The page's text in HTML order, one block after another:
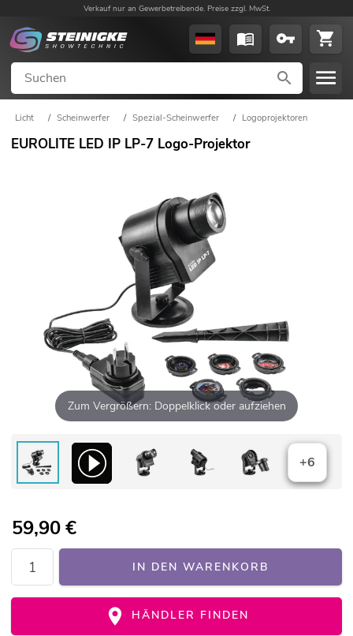
Verkauf nur an Gewerbetreibende. Preise zzgl. MwSt.
Licht / Scheinwerfer / Spezial-Scheinwerfer / Logoprojektoren
EUROLITE LED IP LP-7 Logo-Projektor
Zum Vergrößern: Doppelklick oder aufziehen
+6
59,90€
IN DEN WARENKORB
HÄNDLER FINDEN